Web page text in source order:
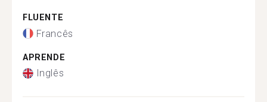
FLUENTE
Francês
APRENDE
Inglês